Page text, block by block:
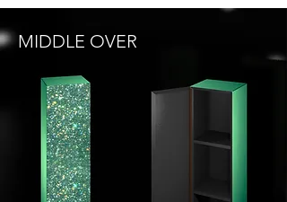
MIDDLE OVER